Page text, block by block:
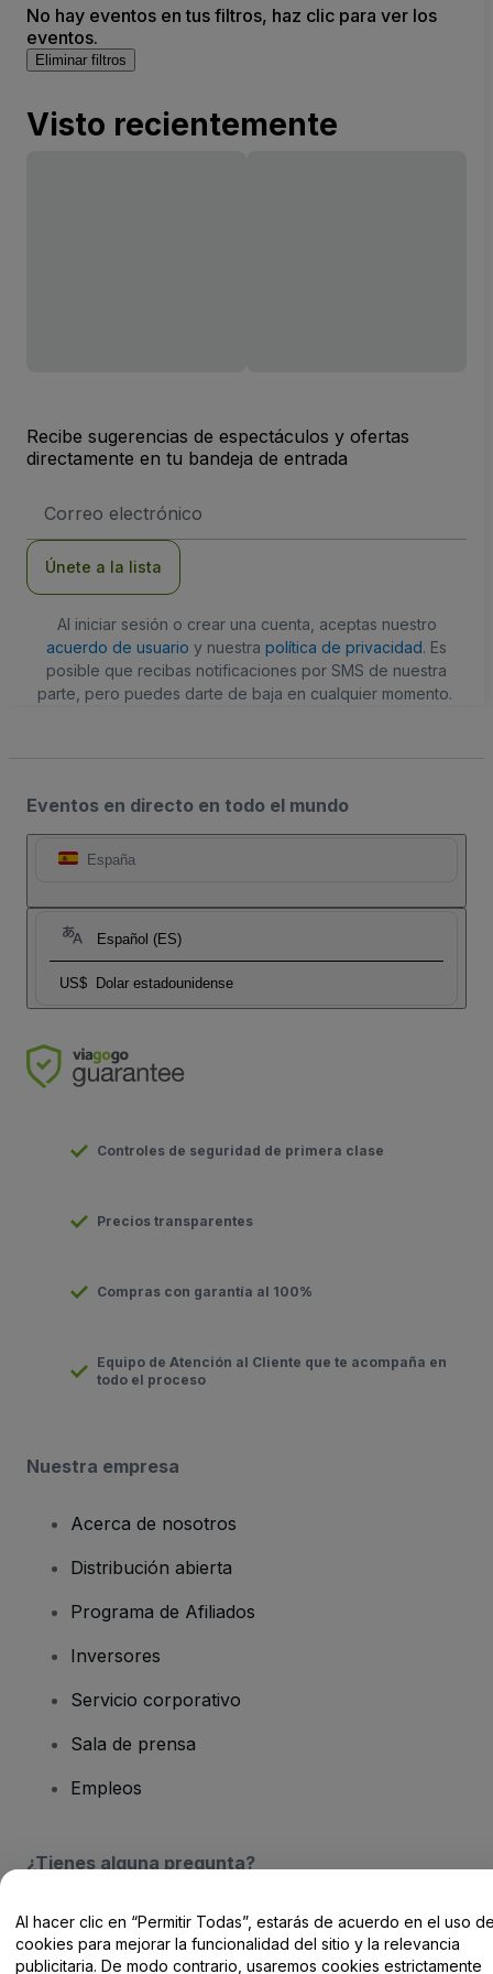
No hay eventos en tus filtros, haz clic para ver los
eventos.
Eliminar filtros
Visto recientemente
Recibe sugerencias de espectáculos y ofertas
directamente en tu bandeja de entrada
de
Únete a la lista
Al iniciar sesión o crear una cuenta, aceptas nuestro
acuerdo de usuario y nuestra política de privacidad. Es
posible que recibas notificaciones por SMS de nuestra
parte, pero puedes darte de baja en cualquier momento.
Eventos en directo en todo el mundo
España
Español (ES)
US$ Dolar estadounidense
Controles de seguridad de primera clase
Precios transparentes
Compras con garantía al 100%
Equipo de Atención al Cliente que te acompaña en
todo el proceso
Nuestra empresa
Acerca de nosotros
Distribución abierta
Programa de Afiliados
Inversores
Servicio corporativo
Sala de prensa
Empleos
¿Tienes alguna pregunta?
Centro de Ayuda / Contacto
Al hacer clic en “Permitir Todas”, estarás de acuerdo en el uso
cookies para mejorar la funcionalidad del sitio y la relevancia
publicitaria. De modo contrario, usaremos cookies estrictamente